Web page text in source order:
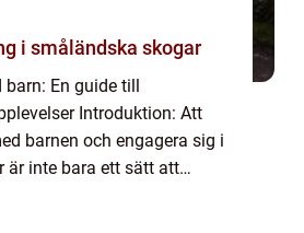
i småländska skogar
En guide till
Introduktion: Att
barnen och engagera sig i
är inte bara ett sätt att